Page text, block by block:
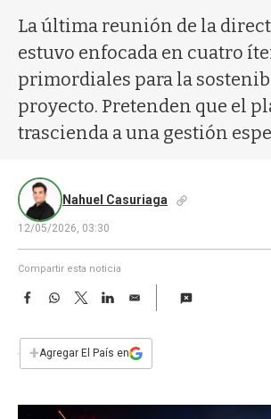
La última reunión de la
estuvo enfocada en cuatro
primordiales para la
proyecto. Pretenden que el
trascienda a una gestión
Nahuel Casuriaga
12/05/2026, 03:30
Compartir esta noticia
F
e
b
W
s
T
w
t
L
E
i
l
+Agregar El País en